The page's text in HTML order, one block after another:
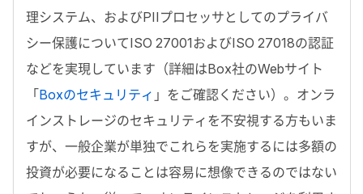
理システム、およびPIIプロセッサとしてのプライバ
シー保護についてISO 27001およびISO 27018の認証
などを実現しています（詳細はBox社のWebサイト
「Boxのセキュリティ 」をご確認ください）。オンラ
インストレージのセキュリティを不安視する方もいま
すが、一般企業が単独でこれらを実施するには多額の
投資が必要になることは容易に想像できるのではない